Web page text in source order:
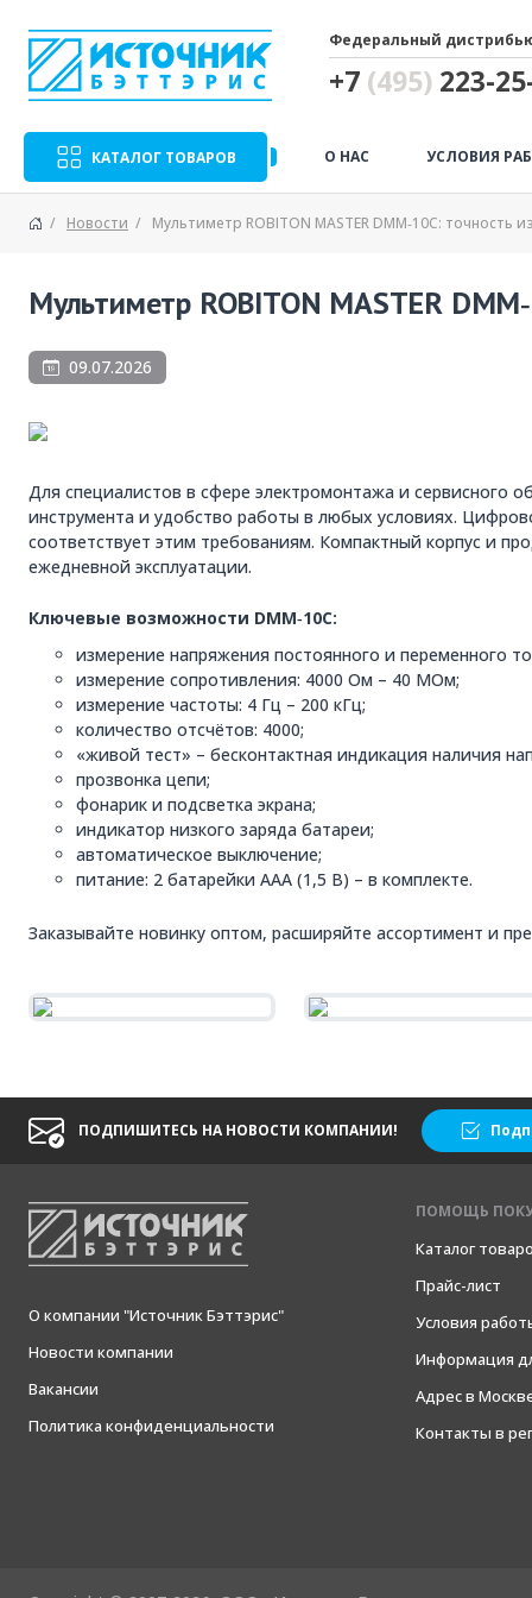
Федеральный
+7 (495) 223-
КАТАЛОГ ТОВАРОВ О НАС УСЛОВИЯ
Новости Мультиметр ROBITON MASTER DMM‑10C:
Мультиметр ROBITON MASTER
09.07.2026
Для специалистов в сфере электромонтажа и сервисного
инструмента и удобство работы в любых условиях.
соответствует этим требованиям. Компактный корпус и
ежедневной эксплуатации.
Ключевые возможности DMM‑10C:
измерение напряжения постоянного и переменного
измерение сопротивления: 4000 Ом – 40 МОм;
измерение частоты: 4 Гц – 200 кГц;
количество отсчётов: 4000;
«живой тест» – бесконтактная индикация наличия
прозвонка цепи;
фонарик и подсветка экрана;
индикатор низкого заряда батареи;
автоматическое выключение;
питание: 2 батарейки ААА (1,5 В) – в комплекте.
Заказывайте новинку оптом, расширяйте ассортимент и
ПОДПИШИТЕСЬ НА НОВОСТИ КОМПАНИИ!
О компании "Источник Бэттэрис"
Новости компании
Вакансии
Политика конфиденциальности
ПОМОЩЬ
Каталог
Прайс-лист
Условия
Информация
Адрес в
Контакты в